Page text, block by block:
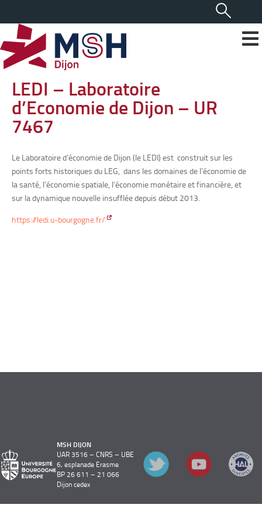
LEDI – Laboratoire
d’Economie de Dijon – UR
7467
Le Laboratoire d’économie de Dijon (le LEDI) est construit sur les
points forts historiques du LEG, dans les domaines de l’économie de
la santé, l’économie spatiale, l’économie monétaire et financière, et
sur la dynamique nouvelle insufflée depuis début 2013.
https://ledi.u-bourgogne.fr/
MSH DIJON
UAR 3516 – CNRS – UBE
6, esplanade Erasme
BP 26 611 – 21 066
Dijon cedex